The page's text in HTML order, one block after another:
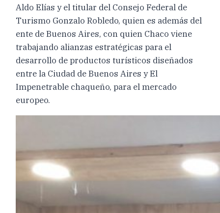
Aldo Elías y el titular del Consejo Federal de
Turismo Gonzalo Robledo, quien es además del
ente de Buenos Aires, con quien Chaco viene
trabajando alianzas estratégicas para el
desarrollo de productos turísticos diseñados
entre la Ciudad de Buenos Aires y El
Impenetrable chaqueño, para el mercado
europeo.